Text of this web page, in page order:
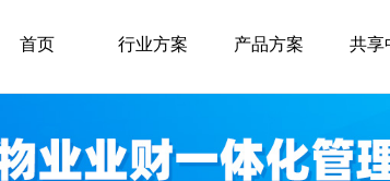
首页 行业方案 产品方案 共享